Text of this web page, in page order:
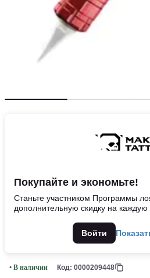
Покупайте и экономьте!
Станьте участником Программы
дополнительную скидку на каждую
Войти
• В наличии Код: 0000209448